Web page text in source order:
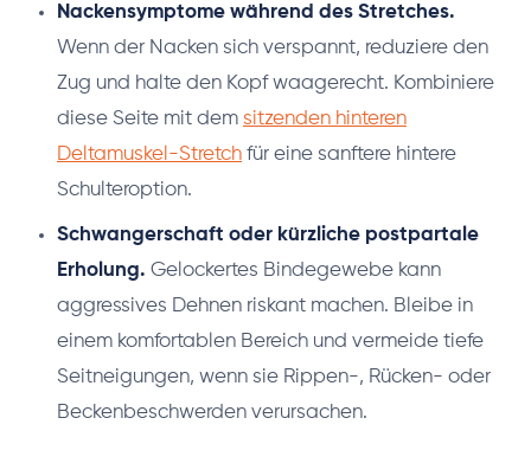
Nackensymptome während des Stretches.
Wenn der Nacken sich verspannt, reduziere den
Zug und halte den Kopf waagerecht. Kombiniere
diese Seite mit dem sitzenden hinteren
Deltamuskel-Stretch für eine sanftere hintere
Schulteroption.
Schwangerschaft oder kürzliche postpartale
Erholung. Gelockertes Bindegewebe kann
aggressives Dehnen riskant machen. Bleibe in
einem komfortablen Bereich und vermeide tiefe
Seitneigungen, wenn sie Rippen-, Rücken- oder
Beckenbeschwerden verursachen.